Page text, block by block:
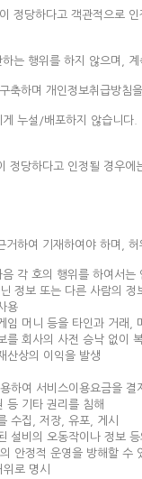
정당하다고 객관적으로
는 행위를 하지 않으며,
축하며 개인정보취급방침
누설/배포하지 않습니
정당하다고 인정될 경우
하여 기재하여야 하며,
각 호의 행위를 하여서는
정보 또는 다른 사람의 정
용
임 머니 등을 타인과 거래,
회사의 사전 승낙 없이
산상의 이익을 발생
하여 서비스이용요금을 결
등 기타 권리를 침해
수집, 저장, 유포, 게시
설비의 오동작이나 정보
안정적 운영을 방해할
로 명시